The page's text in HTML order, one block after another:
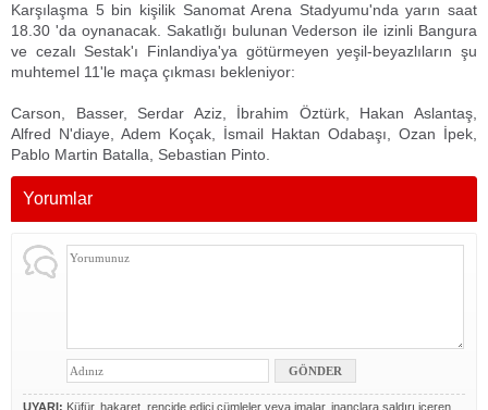
Karşılaşma 5 bin kişilik Sanomat Arena Stadyumu'nda yarın saat
18.30 'da oynanacak. Sakatlığı bulunan Vederson ile izinli Bangura
ve cezalı Sestak'ı Finlandiya'ya götürmeyen yeşil-beyazlıların şu
muhtemel 11'le maça çıkması bekleniyor:
Carson, Basser, Serdar Aziz, İbrahim Öztürk, Hakan Aslantaş,
Alfred N'diaye, Adem Koçak, İsmail Haktan Odabaşı, Ozan İpek,
Pablo Martin Batalla, Sebastian Pinto.
Yorumlar
UYARI: Küfür, hakaret, rencide edici cümleler veya imalar, inançlara saldırı içeren,